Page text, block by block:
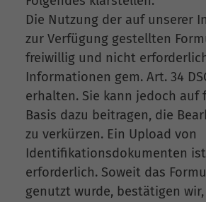
Die Nutzung der auf unserer
zur Verfügung gestellten
freiwillig und nicht
Informationen gem. Art. 34
erhalten. Sie kann jedoch auf
Basis dazu beitragen, die
zu verkürzen. Ein Upload von
Identifikationsdokumenten
erforderlich. Soweit das
genutzt wurde, bestätigen